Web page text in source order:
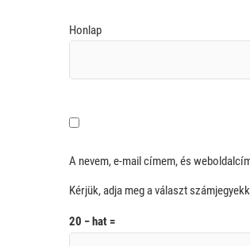
Honlap
A nevem, e-mail címem, és
Kérjük, adja meg a választ
20 − hat =